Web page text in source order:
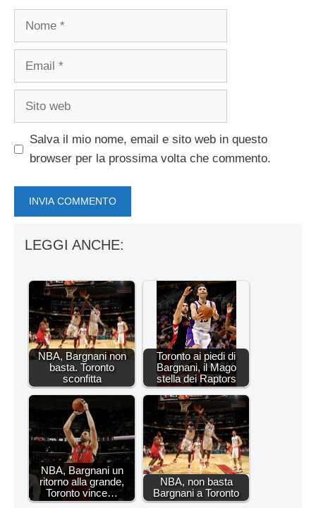
Nome
Email
Sito
Salva il mio nome, email e sito web in questo
browser per la prossima volta che commento.
LEGGI ANCHE:
NBA, Bargnani non
basta. Toronto
sconfitta
Toronto ai piedi di
Bargnani, il Mago
stella dei Raptors
NBA, Bargnani un
ritorno alla grande,
Toronto vince…
NBA, non basta
Bargnani a Toronto